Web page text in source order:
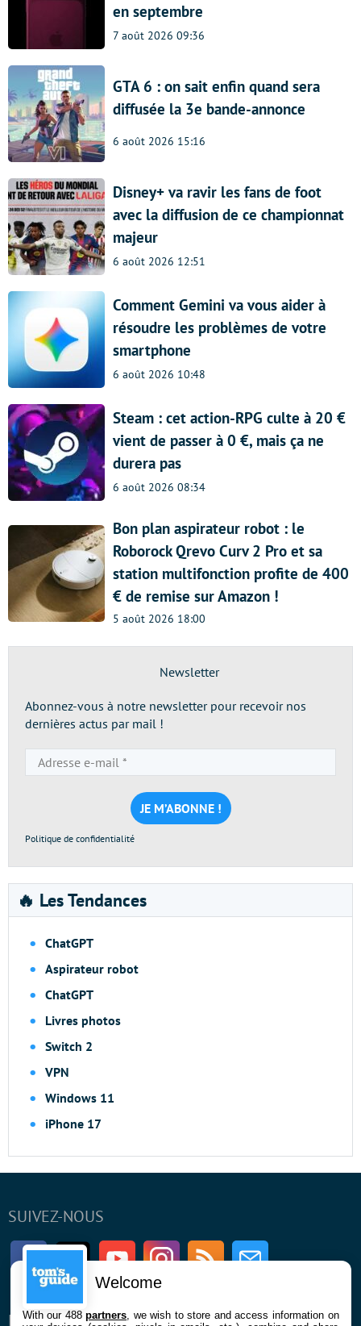
en septembre
7 août 2026 09:36
GTA 6 : on sait enfin quand sera
diffusée la 3e bande-annonce
6 août 2026 15:16
Disney+ va ravir les fans de foot
avec la diffusion de ce championnat
majeur
6 août 2026 12:51
Comment Gemini va vous aider à
résoudre les problèmes de votre
smartphone
6 août 2026 10:48
Steam : cet action-RPG culte à 20 €
vient de passer à 0 €, mais ça ne
durera pas
6 août 2026 08:34
Bon plan aspirateur robot : le
Roborock Qrevo Curv 2 Pro et sa
station multifonction profite de 400
€ de remise sur Amazon !
5 août 2026 18:00
Newsletter
Abonnez-vous à notre newsletter pour recevoir nos
dernières actus par mail !
e-
mail
*
Politique de confidentialité
🔥 Les Tendances
ChatGPT
Aspirateur robot
ChatGPT
Livres photos
Switch 2
VPN
Windows 11
iPhone 17
SUIVEZ-NOUS
FacebookTwitter Youtube InstagramRSS Newsletter
ENTREPRISE À PROPOS
Welcome
With our 488partners , we wish to store and access information on